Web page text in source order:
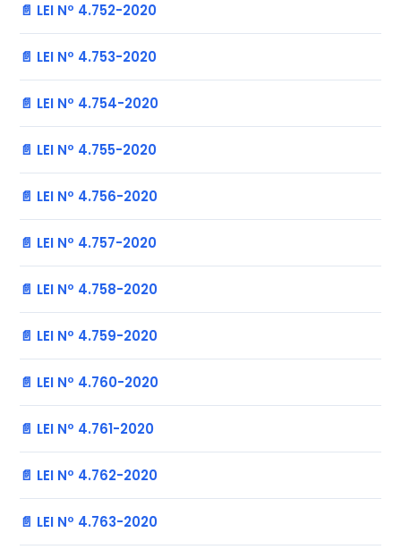
📄 LEI Nº 4.752-2020
📄 LEI Nº 4.753-2020
📄 LEI Nº 4.754-2020
📄 LEI Nº 4.755-2020
📄 LEI Nº 4.756-2020
📄 LEI Nº 4.757-2020
📄 LEI Nº 4.758-2020
📄 LEI Nº 4.759-2020
📄 LEI Nº 4.760-2020
📄 LEI Nº 4.761-2020
📄 LEI Nº 4.762-2020
📄 LEI Nº 4.763-2020